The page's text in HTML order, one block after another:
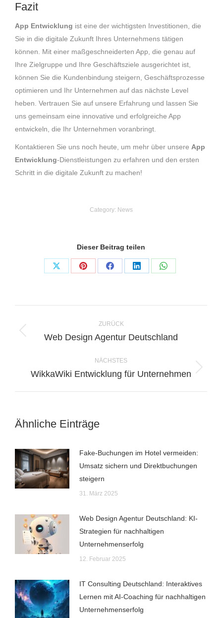
Fazit
App Entwicklung ist eine der wichtigsten Investitionen, die
Sie in die digitale Zukunft Ihres Unternehmens tätigen
können. Mit einer maßgeschneiderten App, die genau auf
Ihre Zielgruppe und Ihre Geschäftsziele ausgerichtet ist,
können Sie die Kundenbindung steigern, Geschäftsprozesse
optimieren und Ihr Unternehmen auf das nächste Level
heben. Vertrauen Sie auf unsere Erfahrung und lassen Sie
uns gemeinsam eine innovative und erfolgreiche App
entwickeln, die Ihr Unternehmen voranbringt.
Kontaktieren Sie uns noch heute, um mehr über unsere App
Entwicklung-Dienstleistungen zu erfahren und den ersten
Schritt in die digitale Zukunft zu machen!
Category: News
Dieser Beitrag teilen
Share
Share
Share
Share
Share
ZURÜCK
Vorheriger
Web Design Agentur Deutschland
NÄCHSTES
Nächster
WikkaWiki Entwicklung für Unternehmen
Ähnliche Einträge
Fake-Buchungen im Hotel vermeiden:
Umsatz sichern und Direktbuchungen
steigern
31. März 2025
Web Design Agentur Deutschland: KI-
Strategien für nachhaltigen
Unternehmenserfolg
12. Februar 2025
IT Consulting Deutschland: Interaktives
Lernen mit AI-Coaching für nachhaltigen
Unternehmenserfolg